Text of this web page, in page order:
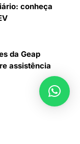
conheça
da Geap
assistência